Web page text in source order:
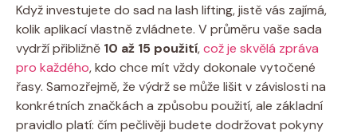
Když investujete do sad na lash lifting, jistě vás zajímá,
kolik aplikací vlastně zvládnete. V průměru vaše sada
vydrží přibližně 10 až 15 použití,což je skvělá zpráva
pro každého, kdo chce mít vždy dokonale vytočené
řasy. Samozřejmě, že výdrž se může lišit v závislosti na
konkrétních značkách a způsobu použití, ale základní
pravidlo platí: čím pečlivěji budete dodržovat pokyny